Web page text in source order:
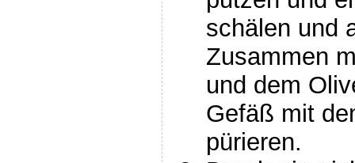
schälen und
Zusammen
und dem
Gefäß mit
pürieren.